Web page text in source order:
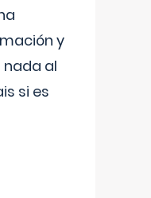
y
al
si es